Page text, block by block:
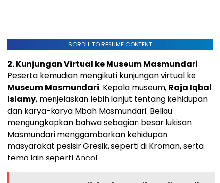
SCROLL TO RESUME CONTENT
2. Kunjungan Virtual ke Museum Masmundari
Peserta kemudian mengikuti kunjungan virtual ke
Museum Masmundari. Kepala museum, Raja Iqbal
Islamy, menjelaskan lebih lanjut tentang kehidupan
dan karya-karya Mbah Masmundari. Beliau
mengungkapkan bahwa sebagian besar lukisan
Masmundari menggambarkan kehidupan
masyarakat pesisir Gresik, seperti di Kroman, serta
tema lain seperti Ancol.